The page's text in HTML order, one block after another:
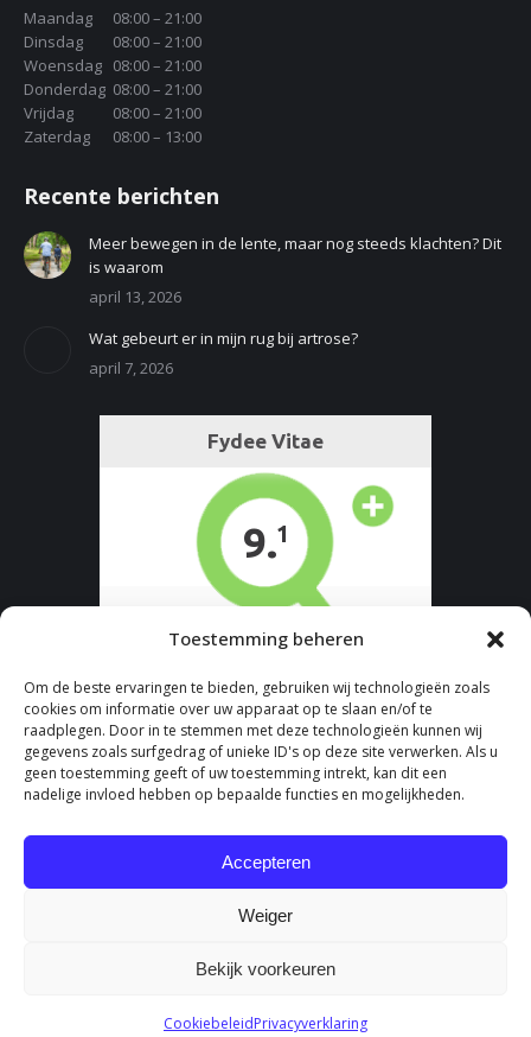
Toestemming beheren
Om de beste ervaringen te bieden, gebruiken wij technologieën zoals
cookies om informatie over uw apparaat op te slaan en/of te
raadplegen. Door in te stemmen met deze technologieën kunnen wij
gegevens zoals surfgedrag of unieke ID's op deze site verwerken. Als u
geen toestemming geeft of uw toestemming intrekt, kan dit een
nadelige invloed hebben op bepaalde functies en mogelijkheden.
Accepteren
Weiger
Bekijk voorkeuren
CookiebeleidPrivacyverklaring
Maandag
08:00 – 21:00
Dinsdag
08:00 – 21:00
Woensdag 08:00 – 21:00
Donderdag 08:00 – 21:00
Vrijdag
08:00 – 21:00
Zaterdag
08:00 – 13:00
Recente berichten
Meer bewegen in de lente, maar nog steeds klachten? Dit
is waarom
april 13, 2026
Wat gebeurt er in mijn rug bij artrose?
april 7, 2026
Fysiotherapie Balder - Onderdeel van Fydee Vitae |